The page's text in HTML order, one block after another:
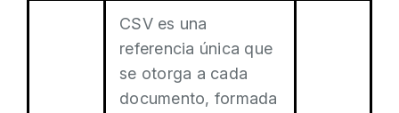
CSV es una
referencia única que
se otorga a cada
documento, formada